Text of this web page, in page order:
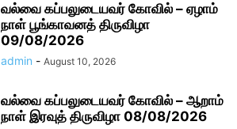
வல்வை கப்பலுடையவர் கோவில் – ஏழாம்
நாள் பூங்காவனத் திருவிழா
09/08/2026
admin - August 10, 2026
வல்வை கப்பலுடையவர் கோவில் – ஆறாம்
நாள் இரவுத் திருவிழா 08/08/2026